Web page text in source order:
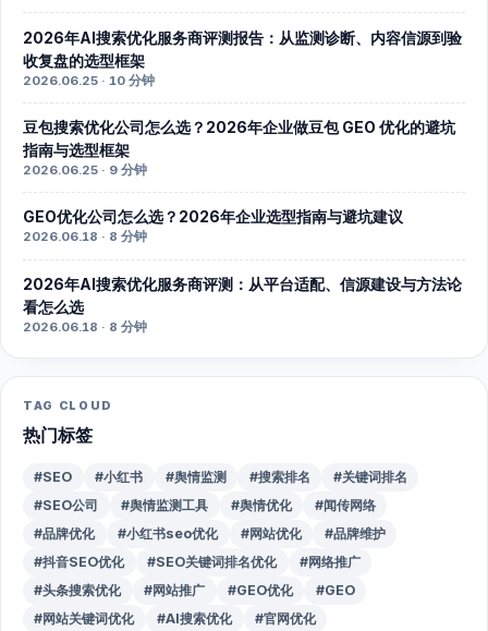
2026年AI搜索优化服务商评测报告：从监测诊断、内容信源到验
收复盘的选型框架
2026.06.25 · 10 分钟
豆包搜索优化公司怎么选？2026年企业做豆包 GEO 优化的避坑
指南与选型框架
2026.06.25 · 9 分钟
GEO优化公司怎么选？2026年企业选型指南与避坑建议
2026.06.18 · 8 分钟
2026年AI搜索优化服务商评测：从平台适配、信源建设与方法论
看怎么选
2026.06.18 · 8 分钟
TAG CLOUD
热门标签
#SEO #小红书 #舆情监测 #搜索排名
#关键词排名
#SEO公司
#舆情监测工具 #舆情优化
#闻传网络
#品牌优化
#小红书seo优化 #网站优化
#品牌维护
#抖音SEO优化
#SEO关键词排名优化
#网络推广
#头条搜索优化
#网站推广 #GEO优化
#GEO
#网站关键词优化
#AI搜索优化
#官网优化